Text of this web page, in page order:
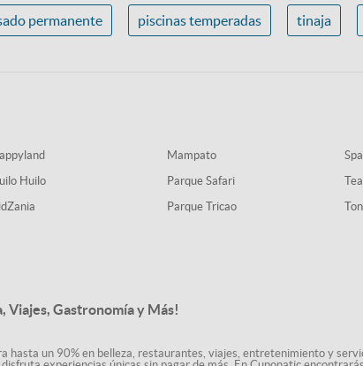
permanente piscinas temperadas tinaja
Huilo
Mampato
Parque Safari
Parque Tricao
Viajes, Gastronomía y Más!
hasta un 90% en belleza, restaurantes, viajes, entretenimiento y